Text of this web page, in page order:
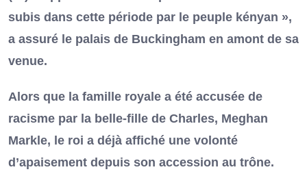
subis dans cette période par le peuple kényan »,
a assuré le palais de Buckingham en amont de sa
venue.
Alors que la famille royale a été accusée de
racisme par la belle-fille de Charles, Meghan
Markle, le roi a déjà affiché une volonté
d’apaisement depuis son accession au trône.